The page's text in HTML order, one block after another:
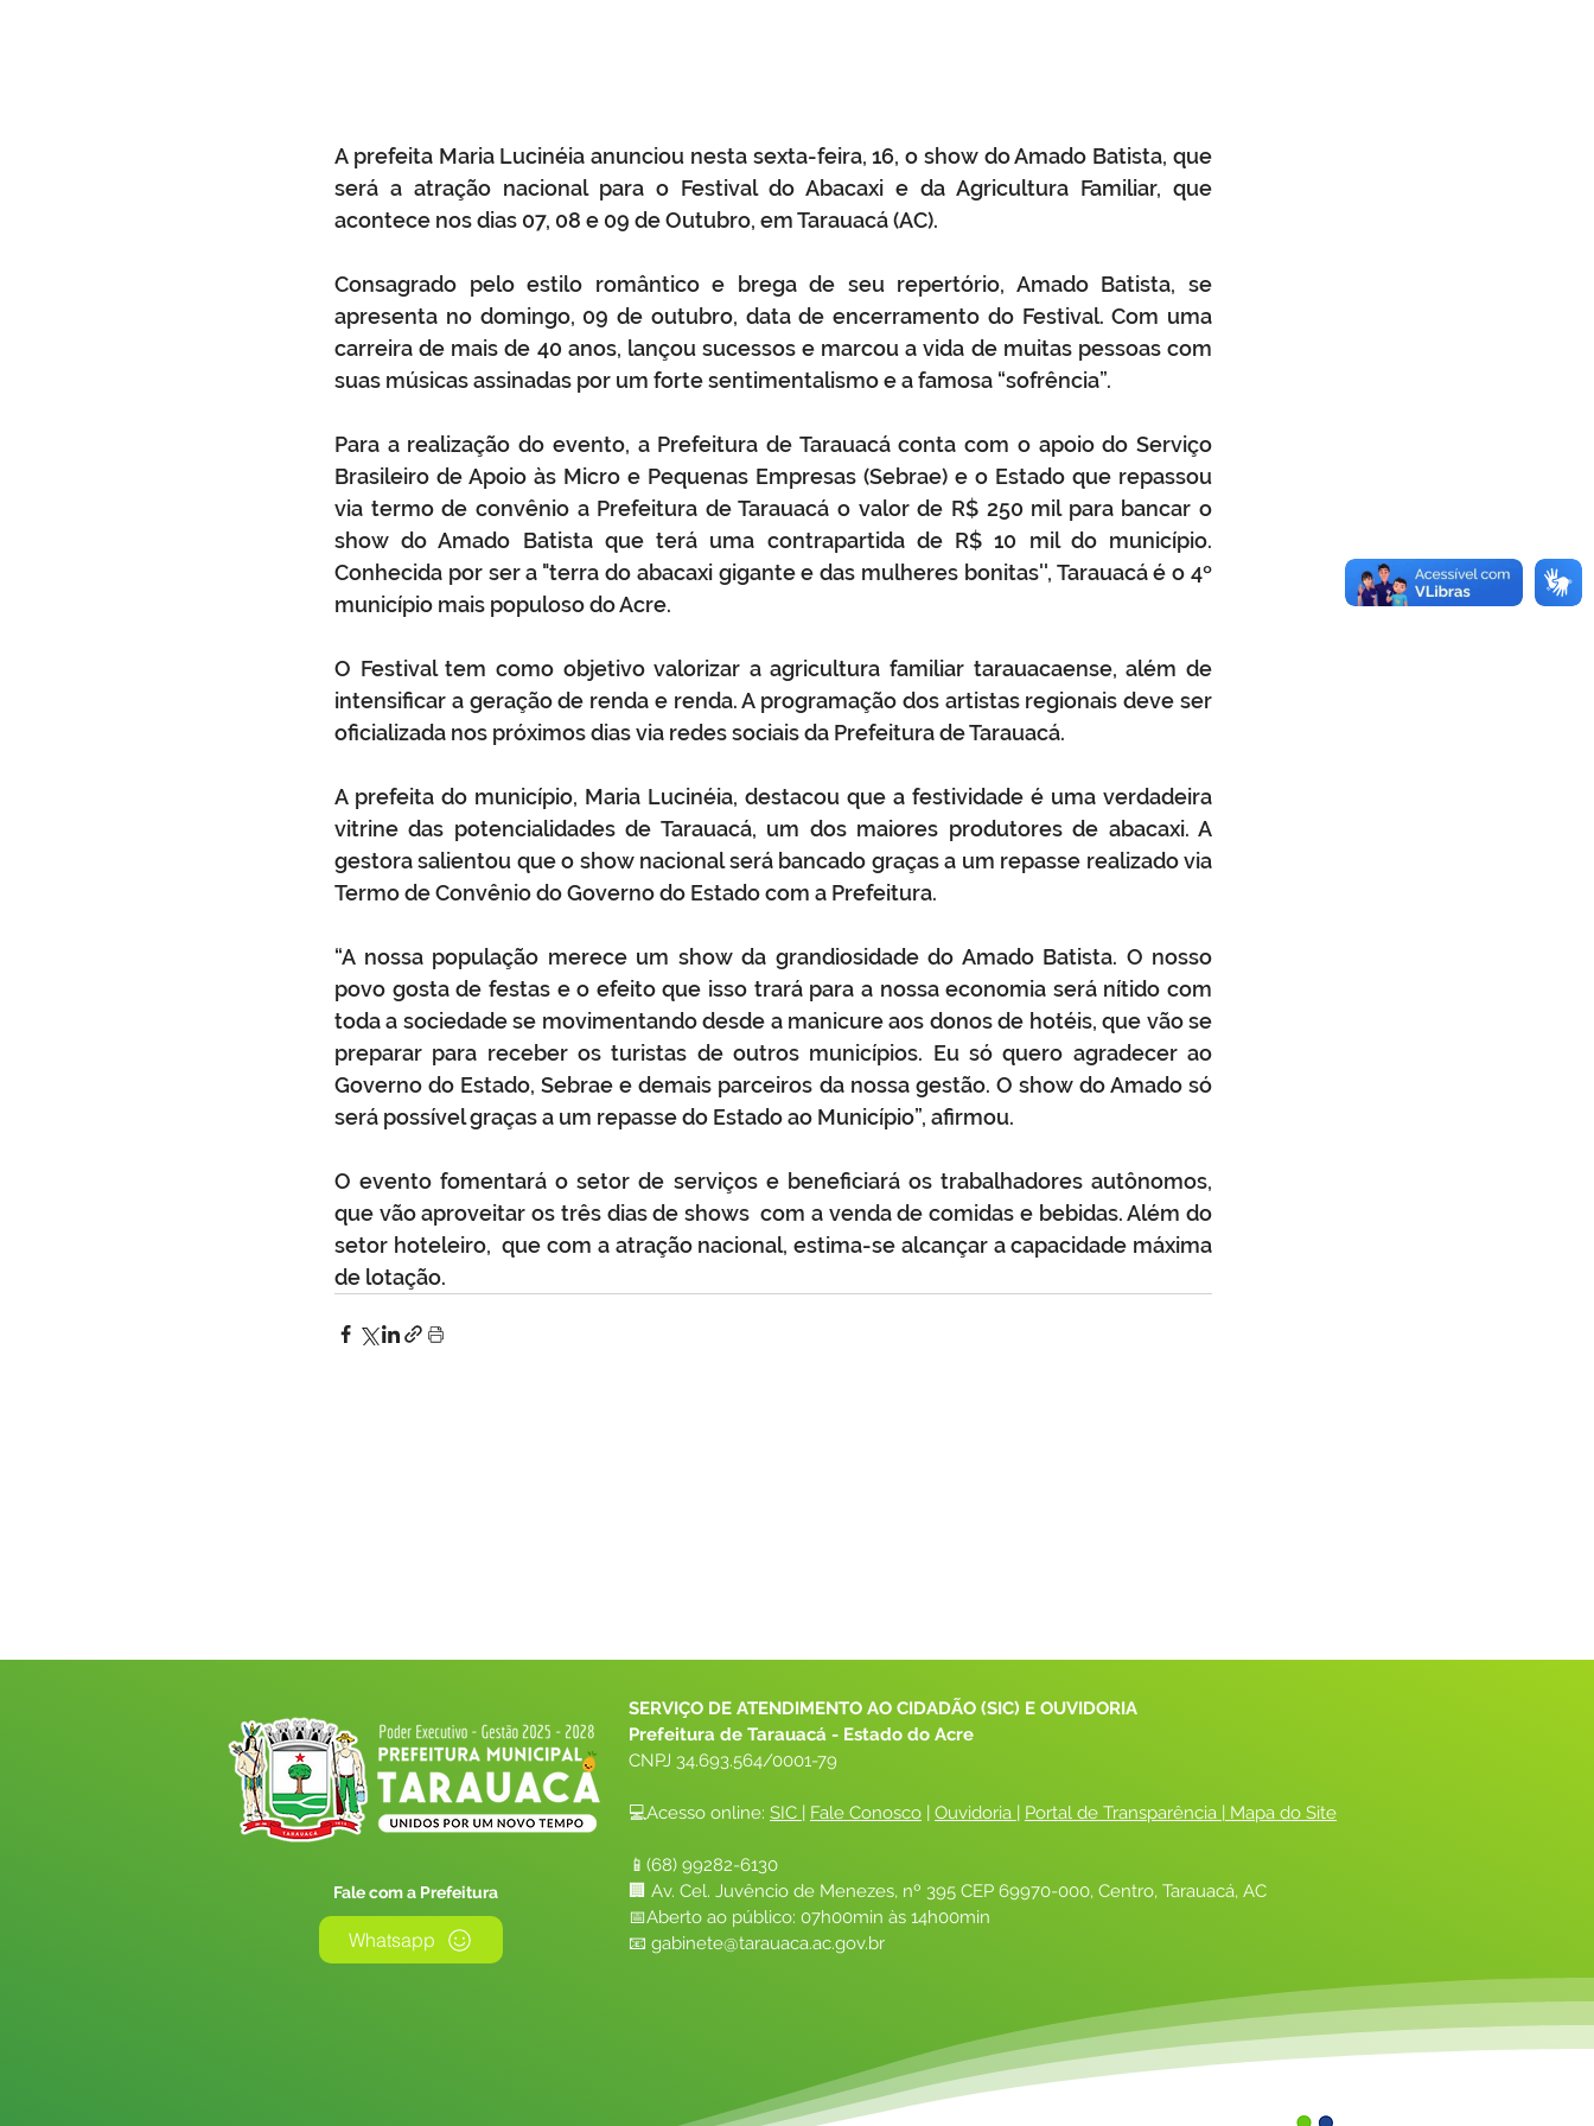
A prefeita Maria Lucinéia anunciou nesta sexta-feira, 16, o show do Amado Batista, que
será a atração nacional para o Festival do Abacaxi e da Agricultura Familiar, que
acontece nos dias 07, 08 e 09 de Outubro, em Tarauacá (AC).
Consagrado pelo estilo romântico e brega de seu repertório, Amado Batista, se
apresenta no domingo, 09 de outubro, data de encerramento do Festival. Com uma
carreira de mais de 40 anos, lançou sucessos e marcou a vida de muitas pessoas com
suas músicas assinadas por um forte sentimentalismo e a famosa “sofrência”.
Para a realização do evento, a Prefeitura de Tarauacá conta com o apoio do Serviço
Brasileiro de Apoio às Micro e Pequenas Empresas (Sebrae) e o Estado que repassou
via termo de convênio a Prefeitura de Tarauacá o valor de R$ 250 mil para bancar o
show do Amado Batista que terá uma contrapartida de R$ 10 mil do município.
Conhecida por ser a "terra do abacaxi gigante e das mulheres bonitas'', Tarauacá é o 4º
município mais populoso do Acre.
O Festival tem como objetivo valorizar a agricultura familiar tarauacaense, além de
intensificar a geração de renda e renda. A programação dos artistas regionais deve ser
oficializada nos próximos dias via redes sociais da Prefeitura de Tarauacá.
A prefeita do município, Maria Lucinéia, destacou que a festividade é uma verdadeira
vitrine das potencialidades de Tarauacá, um dos maiores produtores de abacaxi. A
gestora salientou que o show nacional será bancado graças a um repasse realizado via
Termo de Convênio do Governo do Estado com a Prefeitura.
“A nossa população merece um show da grandiosidade do Amado Batista. O nosso
povo gosta de festas e o efeito que isso trará para a nossa economia será nítido com
toda a sociedade se movimentando desde a manicure aos donos de hotéis, que vão se
preparar para receber os turistas de outros municípios. Eu só quero agradecer ao
Governo do Estado, Sebrae e demais parceiros da nossa gestão. O show do Amado só
será possível graças a um repasse do Estado ao Município”, afirmou.
O evento fomentará o setor de serviços e beneficiará os trabalhadores autônomos,
que vão aproveitar os três dias de shows  com a venda de comidas e bebidas. Além do
setor hoteleiro,  que com a atração nacional, estima-se alcançar a capacidade máxima
de lotação.
Fale com a Prefeitura
Whatsapp
SERVIÇO DE ATENDIMENTO AO CIDADÃO (SIC) E OUVIDORIA
Prefeitura de Tarauacá - Estado do Acre
CNPJ 34.693.564/0001-79
💻Acesso online: SIC Fale Conosco Ouvidoria Portal de Transparência Mapa do Site
📱(68) 99282-6130
🏢 Av. Cel. Juvêncio de Menezes, nº 395 CEP 69970-000, Centro, Tarauacá, AC
📅Aberto ao público: 07h00min às 14h00min
📧 gabinete@tarauaca.ac.gov.br